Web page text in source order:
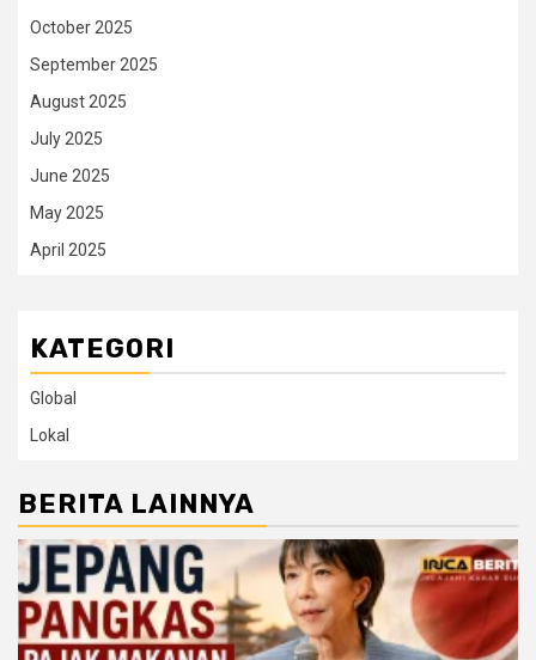
October 2025
September 2025
August 2025
July 2025
June 2025
May 2025
April 2025
KATEGORI
Global
Lokal
BERITA LAINNYA